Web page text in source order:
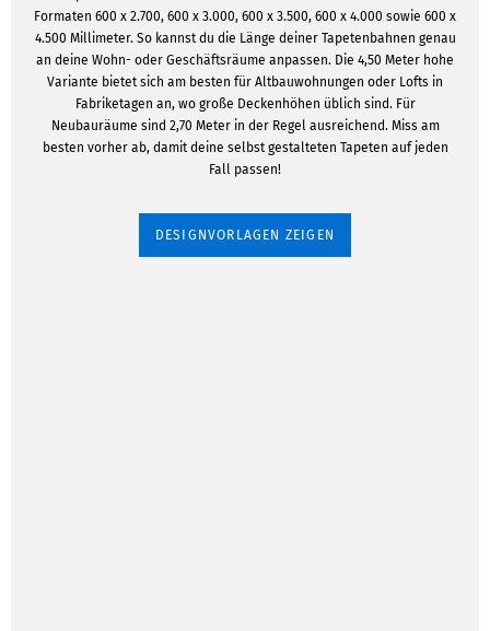
Formaten 600 x 2.700, 600 x 3.000, 600 x 3.500, 600 x 4.000 sowie 600 x
4.500 Millimeter. So kannst du die Länge deiner Tapetenbahnen genau
an deine Wohn- oder Geschäftsräume anpassen. Die 4,50 Meter hohe
Variante bietet sich am besten für Altbauwohnungen oder Lofts in
Fabriketagen an, wo große Deckenhöhen üblich sind. Für
Neubauräume sind 2,70 Meter in der Regel ausreichend. Miss am
besten vorher ab, damit deine selbst gestalteten Tapeten auf jeden
Fall passen!
DESIGNVORLAGEN ZEIGEN